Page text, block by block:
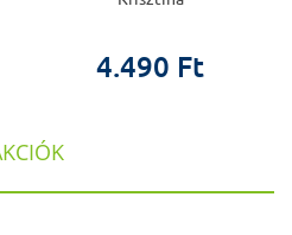
4.490 Ft